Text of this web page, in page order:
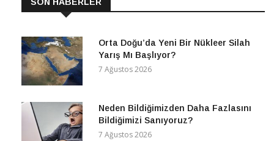
Orta Doğu’da Yeni Bir Nükleer Silah
Yarış Mı Başlıyor?
7 Ağustos 2026
Neden Bildiğimizden Daha Fazlasını
Bildiğimizi Sanıyoruz?
7 Ağustos 2026